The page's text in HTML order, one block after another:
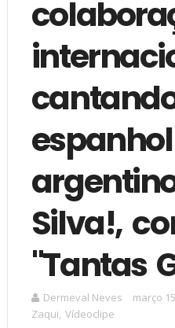
Silva!,
"Tantas
Dermeval Neves março
Zaqui, Vídeoclipe